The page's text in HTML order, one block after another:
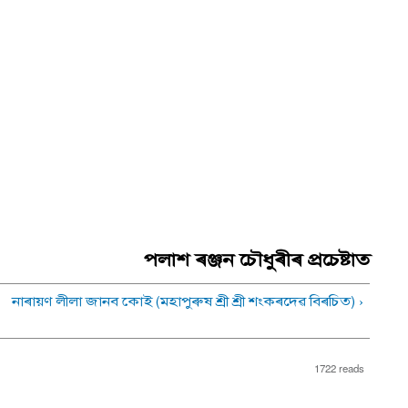
পলাশ ৰঞ্জন চৌধুৰীৰ প্ৰচেষ্টাত
নাৰায়ণ লীলা জানব কোই (মহাপুৰুষ শ্ৰী শ্ৰী শংকৰদেৱ বিৰচিত) ›
1722 reads